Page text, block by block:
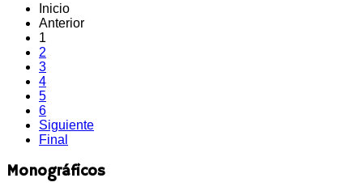
Inicio
Anterior
1
2
3
4
5
6
Siguiente
Final
Monográficos